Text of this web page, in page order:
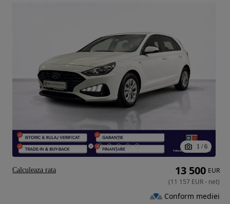
1 / 6
13 500 EUR
(11 157 EUR- net)
Conform mediei
Calculeaza rata